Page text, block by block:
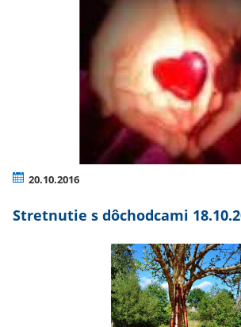
20.10.2016
Stretnutie s dôchodcami